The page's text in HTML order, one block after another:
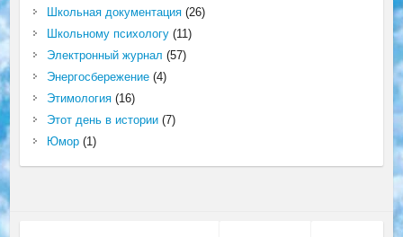
Школьная документация(26)
Школьному психологу(11)
Электронный журнал (57)
Энергосбережение(4)
Этимология(16)
Этот день в истории(7)
Юмор(1)